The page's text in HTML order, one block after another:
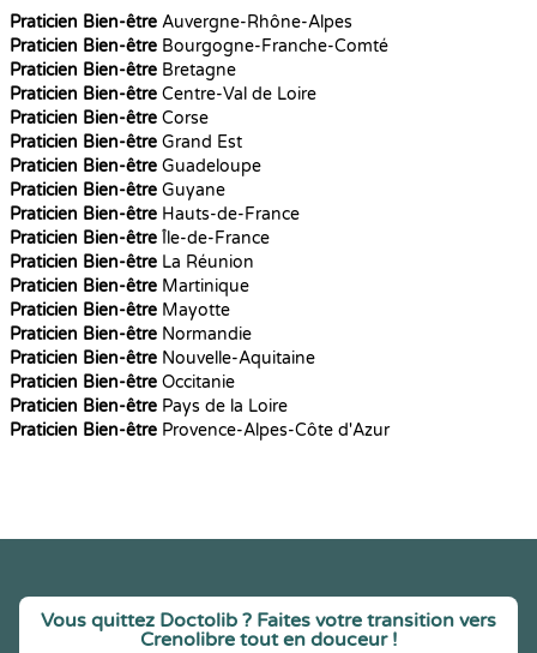
Praticien Bien-être Auvergne-Rhône-Alpes
Praticien Bien-être Bourgogne-Franche-Comté
Praticien Bien-être Bretagne
Praticien Bien-être Centre-Val de Loire
Praticien Bien-être Corse
Praticien Bien-être Grand Est
Praticien Bien-être Guadeloupe
Praticien Bien-être Guyane
Praticien Bien-être Hauts-de-France
Praticien Bien-être Île-de-France
Praticien Bien-être La Réunion
Praticien Bien-être Martinique
Praticien Bien-être Mayotte
Praticien Bien-être Normandie
Praticien Bien-être Nouvelle-Aquitaine
Praticien Bien-être Occitanie
Praticien Bien-être Pays de la Loire
Praticien Bien-être Provence-Alpes-Côte d'Azur
Vous quittez Doctolib ? Faites votre transition vers
Crenolibre tout en douceur !